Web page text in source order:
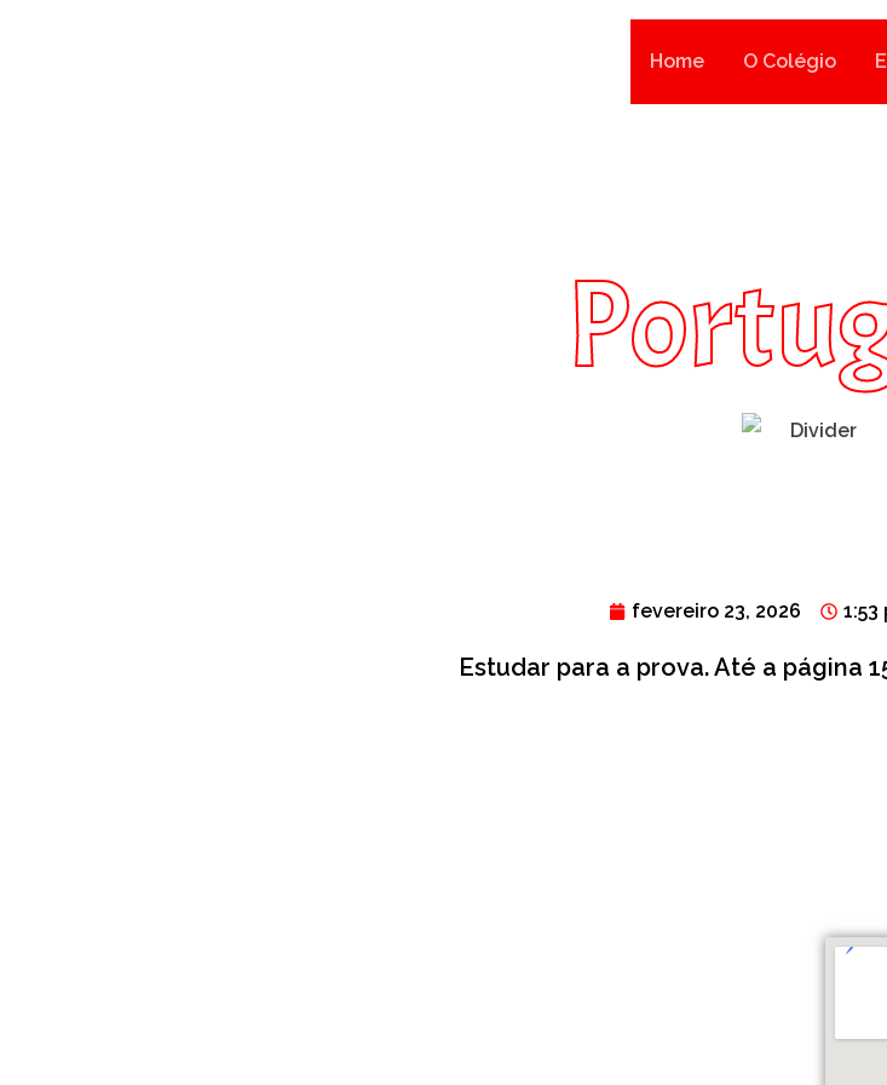
Home O Colégio
fevereiro 23, 2026 1:53
Estudar para a prova. Até a página